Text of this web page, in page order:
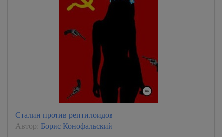
Сталин против рептилоидов
Автор: Борис Конофальский